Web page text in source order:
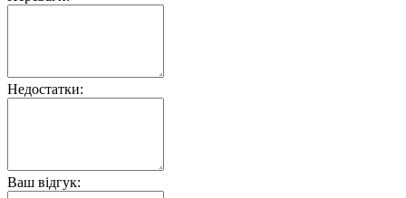
Недостатки:
Ваш відгук: